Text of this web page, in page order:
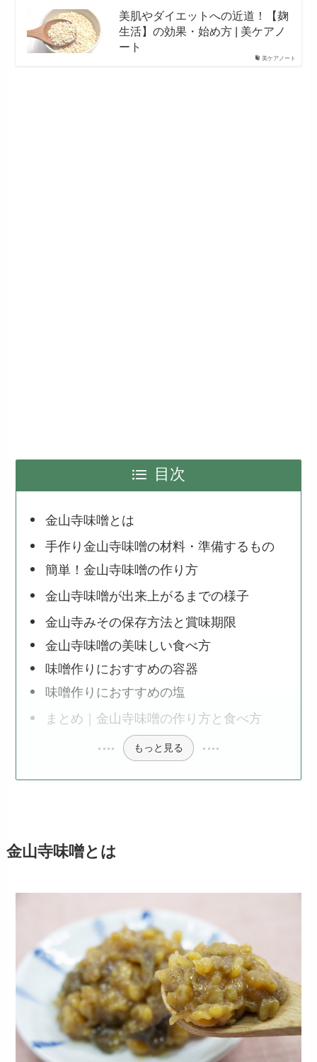
美ケアノート
美肌やダイエットへの近道！【麹
生活】の効果・始め方 | 美ケアノ
ート
目次
金山寺味噌とは
手作り金山寺味噌の材料・準備するもの
簡単！金山寺味噌の作り方
金山寺味噌が出来上がるまでの様子
金山寺みその保存方法と賞味期限
金山寺味噌の美味しい食べ方
味噌作りにおすすめの容器
味噌作りにおすすめの塩
まとめ｜金山寺味噌の作り方と食べ方
もっと見る
金山寺味噌とは